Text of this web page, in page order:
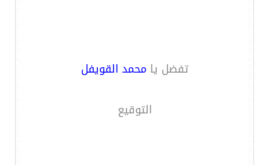
تفضل يا محمد القويفل
التوقيع